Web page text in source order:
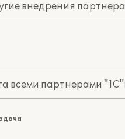
внедрения партнера
всеми партнерами "1С"